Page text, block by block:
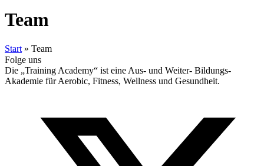
Team
Start » Team
Folge uns
Die „Training Academy“ ist eine Aus- und Weiter- Bildungs-
Akademie für Aerobic, Fitness, Wellness und Gesundheit.